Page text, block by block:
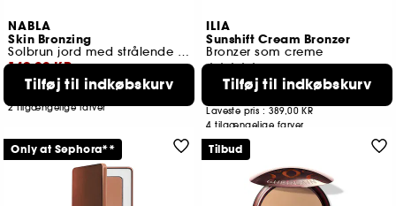
NABLA
Skin Bronzing
Solbrun jord med strålende finish
149,00 KR
Laveste pris : 199,00 KR
2 tilgængelige farver
Tilføj til indkøbskurv
ILIA
Sunshift Cream Bronzer
Bronzer som creme
489
309,00 KR
Laveste pris : 389,00 KR
4 tilgængelige farver
Tilføj til indkøbskurv
Only at Sephora** Tilbud